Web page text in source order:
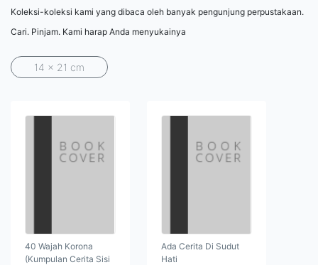
Koleksi-koleksi kami yang dibaca oleh banyak pengunjung perpustakaan.
Cari. Pinjam. Kami harap Anda menyukainya
14 x 21 cm
40 Wajah Korona
(Kumpulan Cerita Sisi
Ada Cerita Di Sudut
Hati